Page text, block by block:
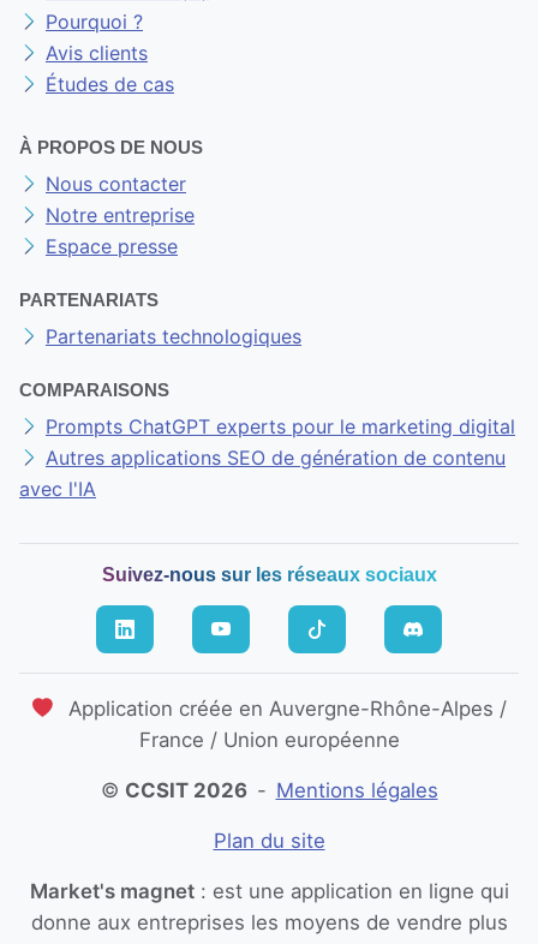
Pourquoi ?
Avis clients
Études de cas
À PROPOS DE NOUS
Nous contacter
Notre entreprise
Espace presse
PARTENARIATS
Partenariats technologiques
COMPARAISONS
Prompts ChatGPT experts pour le marketing digital
Autres applications SEO de génération de contenu
avec l'IA
Suivez-nous sur les réseaux sociaux
Application créée en Auvergne-Rhône-Alpes /
France / Union européenne
© CCSIT 2026 - Mentions légales
Plan du site
Market's magnet: est une application en ligne qui
donne aux entreprises les moyens de vendre plus